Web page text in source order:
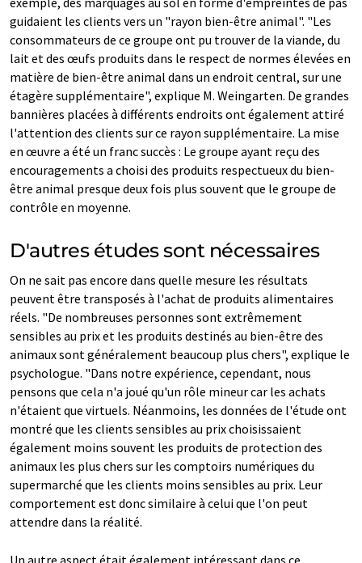
guidaient les clients vers un "rayon bien-être animal". "Les
consommateurs de ce groupe ont pu trouver de la viande, du
lait et des œufs produits dans le respect de normes élevées en
matière de bien-être animal dans un endroit central, sur une
étagère supplémentaire", explique M. Weingarten. De grandes
bannières placées à différents endroits ont également attiré
l'attention des clients sur ce rayon supplémentaire. La mise
en œuvre a été un franc succès : Le groupe ayant reçu des
encouragements a choisi des produits respectueux du bien-
être animal presque deux fois plus souvent que le groupe de
contrôle en moyenne.
D'autres études sont nécessaires
On ne sait pas encore dans quelle mesure les résultats
peuvent être transposés à l'achat de produits alimentaires
réels. "De nombreuses personnes sont extrêmement
sensibles au prix et les produits destinés au bien-être des
animaux sont généralement beaucoup plus chers", explique le
psychologue. "Dans notre expérience, cependant, nous
pensons que cela n'a joué qu'un rôle mineur car les achats
n'étaient que virtuels. Néanmoins, les données de l'étude ont
montré que les clients sensibles au prix choisissaient
également moins souvent les produits de protection des
animaux les plus chers sur les comptoirs numériques du
supermarché que les clients moins sensibles au prix. Leur
comportement est donc similaire à celui que l'on peut
attendre dans la réalité.
Un autre aspect était également intéressant dans ce